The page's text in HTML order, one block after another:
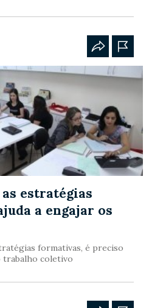
estratégias
a engajar os
formativas, é preciso
trabalho coletivo